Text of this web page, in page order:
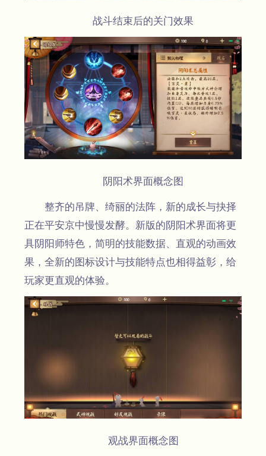
战斗结束后的关门效果
阴阳术界面概念图
整齐的吊牌、绮丽的法阵，新的成长与抉择
正在平安京中慢慢发酵。新版的阴阳术界面将更
具阴阳师特色，简明的技能数据、直观的动画效
果，全新的图标设计与技能特点也相得益彰，给
玩家更直观的体验。
观战界面概念图